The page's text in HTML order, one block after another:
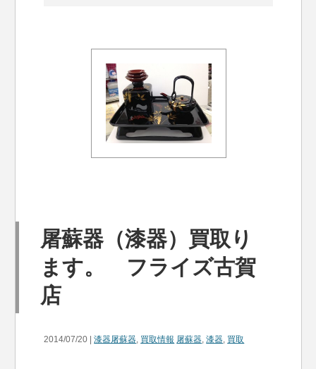
屠蘇器（漆器）買取り
ます。 フライズ古賀
店
2014/07/20 |漆器屠蘇器, 買取情報 屠蘇器,漆器, 買取